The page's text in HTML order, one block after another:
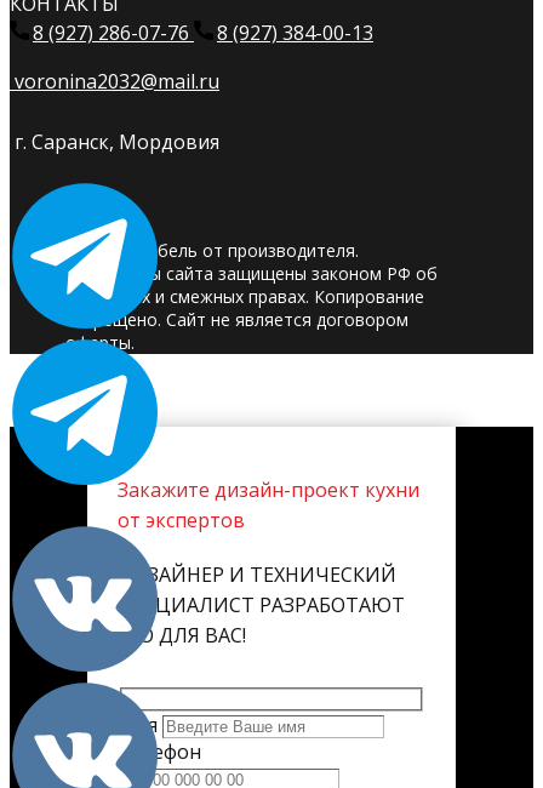
8 (927) 286-07-76
8 (927) 384-00-13
voronina2032@mail.ru
г. Саранск, Мордовия
© 2025. Мебель от производителя.
Материалы сайта защищены законом РФ об
авторских и смежных правах. Копирование
запрещено. Сайт не является договором
оферты.
Закажите дизайн-проект кухни
от экспертов
ДИЗАЙНЕР И ТЕХНИЧЕСКИЙ
СПЕЦИАЛИСТ РАЗРАБОТАЮТ
ЕГО ДЛЯ ВАС!
Имя
Телефон